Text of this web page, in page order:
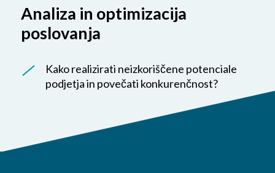
Analiza in optimizacija
poslovanja
Kako realizirati neizkoriščene potenciale
podjetja in povečati konkurenčnost?